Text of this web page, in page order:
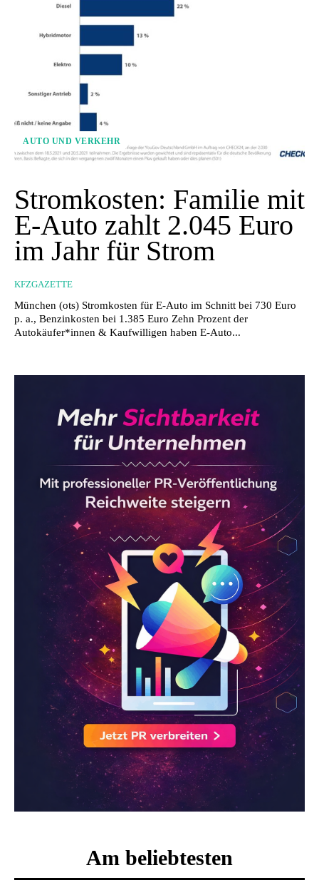
AUTO UND VERKEHR
Stromkosten: Familie mit
E-Auto zahlt 2.045 Euro
im Jahr für Strom
KFZGAZETTE
München (ots) Stromkosten für E-Auto im Schnitt bei 730 Euro
p. a., Benzinkosten bei 1.385 Euro Zehn Prozent der
Autokäufer*innen & Kaufwilligen haben E-Auto...
Am beliebtesten